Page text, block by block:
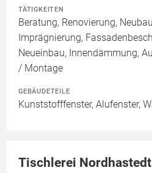
TÄTIGKEITEN
Beratung, Renovierung,
Imprägnierung,
Neueinbau, Innendämmung,
/ Montage
GEBÄUDETEILE
Kunststofffenster, Alufenster,
Tischlerei Nordhastedt